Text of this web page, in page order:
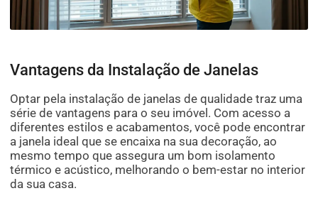
Vantagens da Instalação de Janelas
Optar pela instalação de janelas de qualidade traz uma
série de vantagens para o seu imóvel. Com acesso a
diferentes estilos e acabamentos, você pode encontrar
a janela ideal que se encaixa na sua decoração, ao
mesmo tempo que assegura um bom isolamento
térmico e acústico, melhorando o bem-estar no interior
da sua casa.